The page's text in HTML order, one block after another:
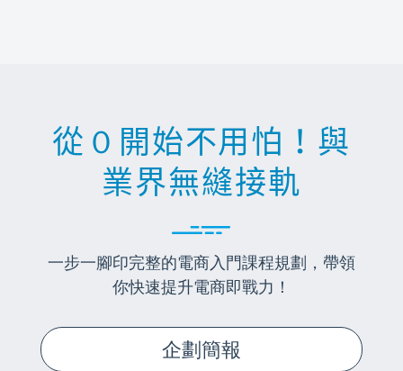
從０開始不用怕！與
業界無縫接軌
一步一腳印完整的電商入門課程規劃，帶領
你快速提升電商即戰力！
企劃簡報